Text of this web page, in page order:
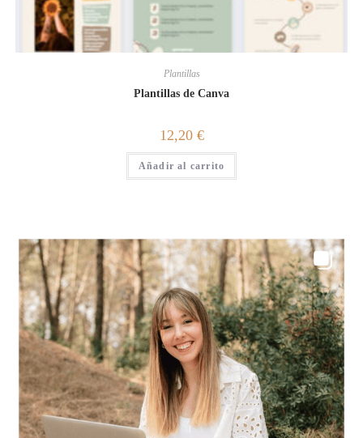
Plantillas
Plantillas de Canva
12,20 €
Añadir al carrito